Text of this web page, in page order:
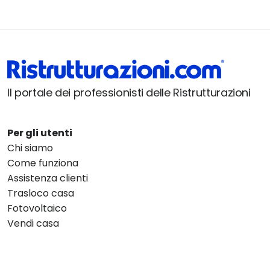
Il portale dei professionisti delle Ristrutturazioni
Per gli utenti
Chi siamo
Come funziona
Assistenza clienti
Trasloco casa
Fotovoltaico
Vendi casa